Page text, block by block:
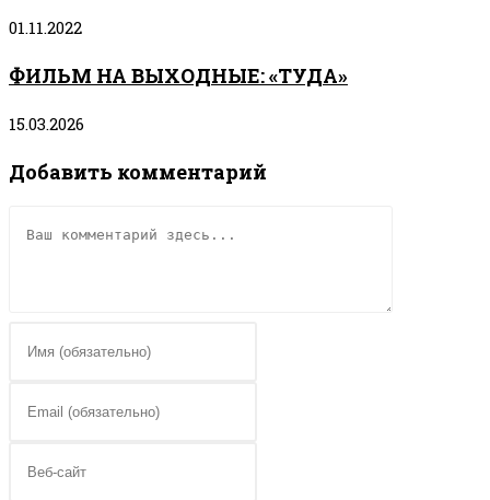
01.11.2022
ФИЛЬМ НА ВЫХОДНЫЕ: «ТУДА»
15.03.2026
Добавить комментарий
или
пользователя,
адрес,